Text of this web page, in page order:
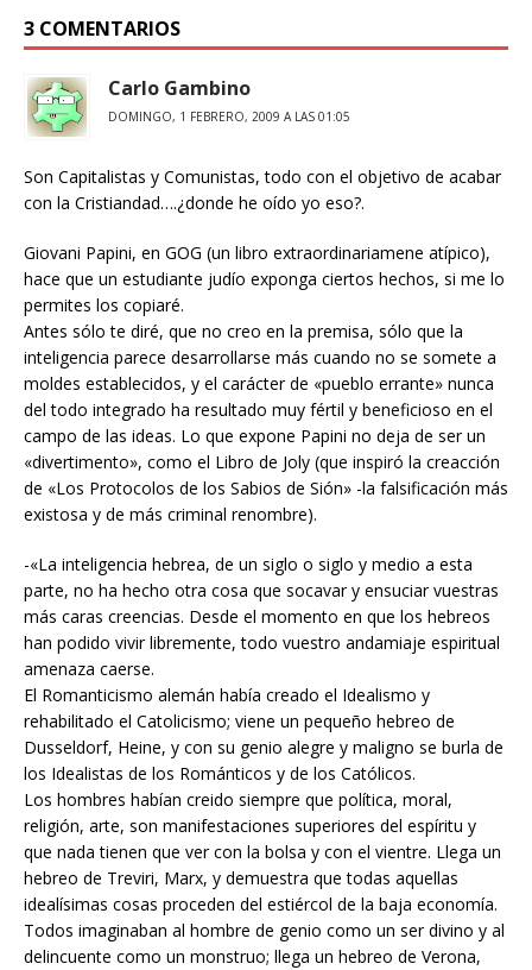
3 COMENTARIOS
Carlo Gambino
DOMINGO, 1 FEBRERO, 2009 A LAS 01:05
Son Capitalistas y Comunistas, todo con el objetivo de acabar
con la Cristiandad….¿donde he oído yo eso?.
Giovani Papini, en GOG (un libro extraordinariamene atípico),
hace que un estudiante judío exponga ciertos hechos, si me lo
permites los copiaré.
Antes sólo te diré, que no creo en la premisa, sólo que la
inteligencia parece desarrollarse más cuando no se somete a
moldes establecidos, y el carácter de «pueblo errante» nunca
del todo integrado ha resultado muy fértil y beneficioso en el
campo de las ideas. Lo que expone Papini no deja de ser un
«divertimento», como el Libro de Joly (que inspiró la creacción
de «Los Protocolos de los Sabios de Sión» -la falsificación más
existosa y de más criminal renombre).
-«La inteligencia hebrea, de un siglo o siglo y medio a esta
parte, no ha hecho otra cosa que socavar y ensuciar vuestras
más caras creencias. Desde el momento en que los hebreos
han podido vivir libremente, todo vuestro andamiaje espiritual
amenaza caerse.
El Romanticismo alemán había creado el Idealismo y
rehabilitado el Catolicismo; viene un pequeño hebreo de
Dusseldorf, Heine, y con su genio alegre y maligno se burla de
los Idealistas de los Románticos y de los Católicos.
Los hombres habían creido siempre que política, moral,
religión, arte, son manifestaciones superiores del espíritu y
que nada tienen que ver con la bolsa y con el vientre. Llega un
hebreo de Treviri, Marx, y demuestra que todas aquellas
idealísimas cosas proceden del estiércol de la baja economía.
Todos imaginaban al hombre de genio como un ser divino y al
delincuente como un monstruo; llega un hebreo de Verona,